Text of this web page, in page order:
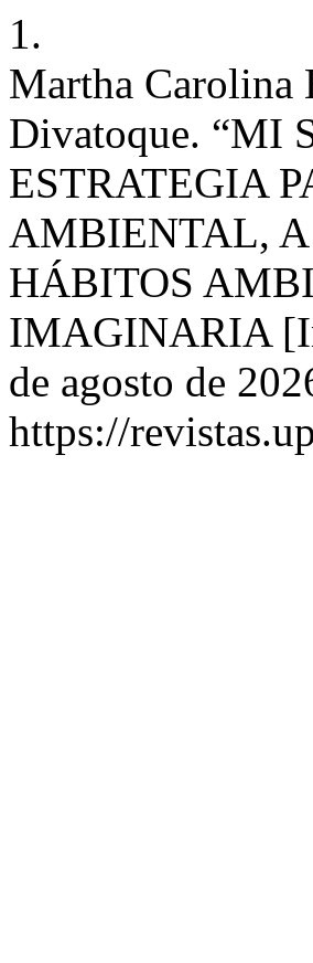
1.
Martha Carolina
Divatoque. “MI
ESTRATEGIA
AMBIENTAL,
HÁBITOS
IMAGINARIA
de agosto de
https://